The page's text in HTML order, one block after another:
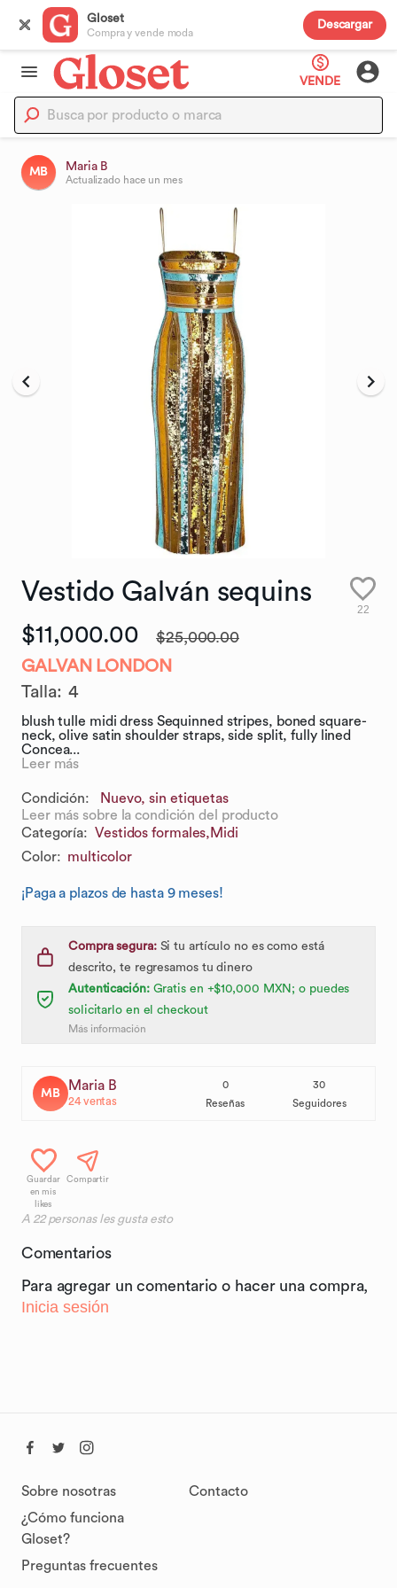
Gloset
Compra y vende moda
Descargar
VENDE
MB Maria B
Actualizado hace un mes
Vestido Galván sequins
22
$11,000.00 $25,000.00
GALVAN LONDON
Talla: 4
blush tulle midi dress Sequinned stripes, boned square-
neck, olive satin shoulder straps, side split, fully lined
Concea...
Leer más
Condición:
Nuevo, sin etiquetas
Leer más sobre la condición del producto
Categoría: Vestidos formales, Midi
Color: multicolor
¡Paga a plazos de hasta 9 meses!
Compra segura:Si tu artículo no es como está
descrito, te regresamos tu dinero
Autenticación:Gratis en +$10,000 MXN; o puedes
solicitarlo en el checkout
Más información
MB Maria B
24ventas
0
Reseñas
30
Seguidores
Guardar
en mis
likes
Compartir
A 22personas les gusta esto
Comentarios
Para agregar un comentario o hacer una compra,
Inicia sesión
Sobre nosotras
¿Cómo funciona
Gloset?
Preguntas frecuentes
Contacto